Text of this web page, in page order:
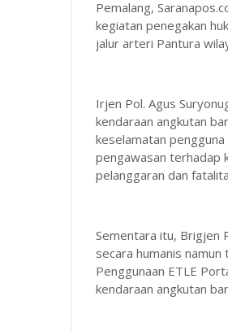
Pemalang,
kegiatan penegakan
jalur arteri Pantura
Irjen Pol. Agus
kendaraan angkutan
keselamatan
pengawasan terhadap
pelanggaran dan
Sementara itu, Brigjen
secara humanis
Penggunaan ETLE
kendaraan angkutan